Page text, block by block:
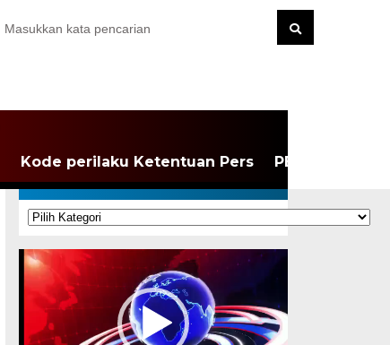
Kode perilaku Ketentuan Pers PEDOMAN
KATEGORI
Kategori
Pemutar
Video